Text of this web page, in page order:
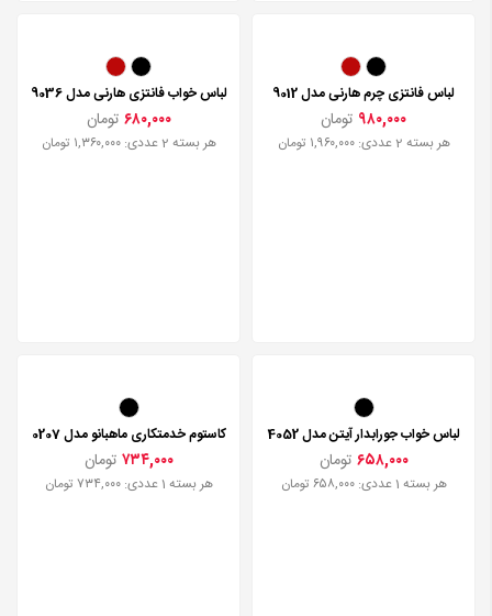
لباس فانتزی چرم هارنی مدل 9012
۹۸۰,۰۰۰ تومان
هر بسته 2 عددی: ۱,۹۶۰,۰۰۰ تومان
لباس خواب فانتزی هارنی مدل 9036
۶۸۰,۰۰۰ تومان
هر بسته 2 عددی: ۱,۳۶۰,۰۰۰ تومان
لباس خواب جورابدار آیتن مدل 4052
۶۵۸,۰۰۰ تومان
هر بسته 1 عددی: ۶۵۸,۰۰۰ تومان
کاستوم خدمتکاری ماهبانو مدل 0207
۷۳۴,۰۰۰ تومان
هر بسته 1 عددی: ۷۳۴,۰۰۰ تومان